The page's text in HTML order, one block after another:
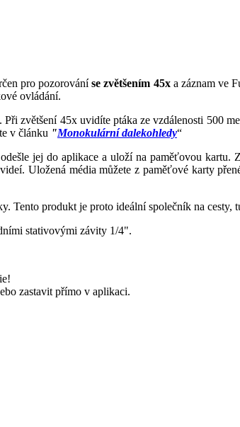
pro pozorováníse zvětšením 45x a záznam ve
ovládání.
zvětšení 45x uvidíte ptáka ze vzdálenosti 500
v článku "Monokulární dalekohledy“
jej do aplikace a uloží na paměťovou kartu.
Uložená média můžete z paměťové karty
Tento produkt je proto ideální společník na cesty,
stativovými závity 1/4".
zastavit přímo v aplikaci.